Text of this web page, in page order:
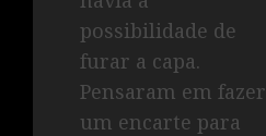
possibilidade de
furar a capa.
Pensaram em fazer
um encarte para